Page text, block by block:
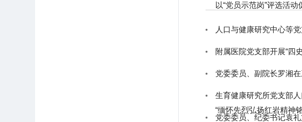
以“党员示范岗”评选活动
人口与健康研究中心等
附属医院党支部开展“四
生育健康研究所党支部
“缅怀先烈弘扬红岩精神
党委委员、纪委书记袁